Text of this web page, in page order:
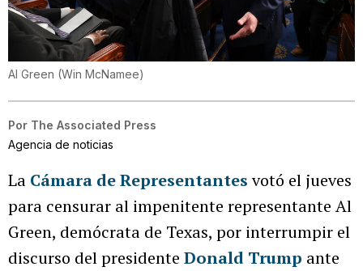
Al Green (Win McNamee)
Por The Associated Press
Agencia de noticias
La Cámara de Representantesvotó el jueves
para censurar al impenitente representante Al
Green, demócrata de Texas, por interrumpir el
discurso del presidente Donald Trump ante